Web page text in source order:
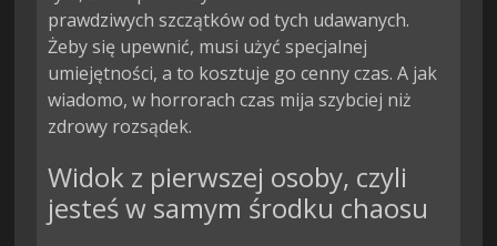
prawdziwych szczątków od tych udawanych.
Żeby się upewnić, musi użyć specjalnej
umiejętności, a to kosztuje go cenny czas. A jak
wiadomo, w horrorach czas mija szybciej niż
zdrowy rozsądek.
Widok z pierwszej osoby, czyli
jesteś w samym środku chaosu